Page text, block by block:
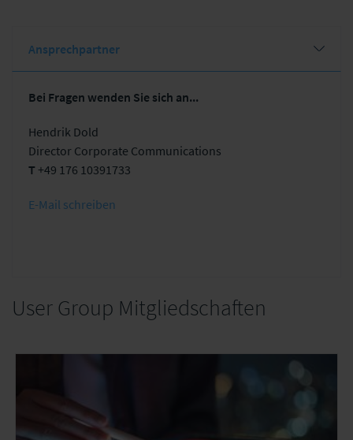
Ansprechpartner
Bei Fragen wenden Sie sich an...
Hendrik Dold
Director Corporate Communications
T +49 176 10391733
E-Mail schreiben
User Group Mitgliedschaften